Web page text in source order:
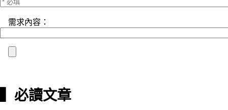
需求內容：
▍必讀文章